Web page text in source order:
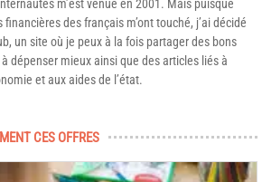
m’est venue en 2001. Mais puisque
financières des français m’ont touché, j’ai décidé
un site où je peux à la fois partager des bons
dépenser mieux ainsi que des articles liés à
et aux aides de l’état.
CES OFFRES